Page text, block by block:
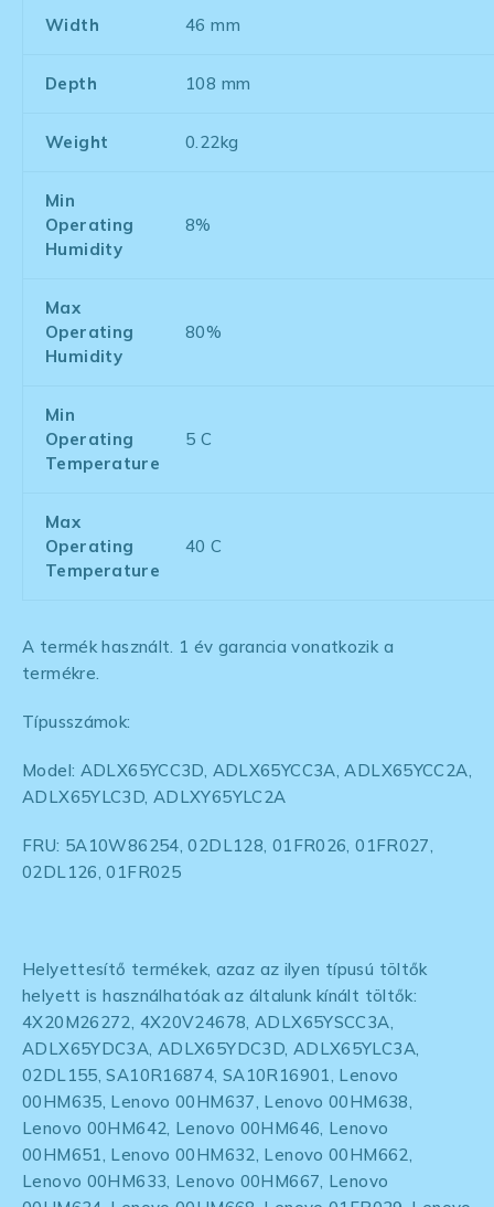
Width 46 mm
Depth 108 mm
Weight 0.22kg
Min
Operating
Humidity
8%
Max
Operating
Humidity
80%
Min
Operating
Temperature
5 C
Max
Operating
Temperature
40 C
A termék használt. 1 év garancia vonatkozik a
termékre.
Típusszámok:
Model: ADLX65YCC3D, ADLX65YCC3A, ADLX65YCC2A,
ADLX65YLC3D, ADLXY65YLC2A
FRU: 5A10W86254, 02DL128, 01FR026, 01FR027,
02DL126, 01FR025
Helyettesítő termékek, azaz az ilyen típusú töltők
helyett is használhatóak az általunk kínált töltők:
4X20M26272, 4X20V24678, ADLX65YSCC3A,
ADLX65YDC3A, ADLX65YDC3D, ADLX65YLC3A,
02DL155, SA10R16874, SA10R16901, Lenovo
00HM635, Lenovo 00HM637, Lenovo 00HM638,
Lenovo 00HM642, Lenovo 00HM646, Lenovo
00HM651, Lenovo 00HM632, Lenovo 00HM662,
Lenovo 00HM633, Lenovo 00HM667, Lenovo